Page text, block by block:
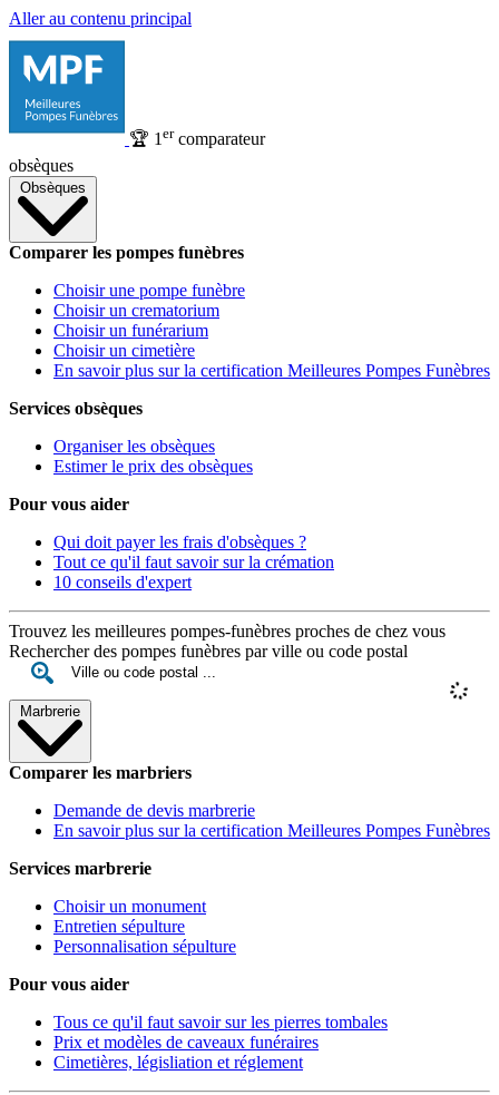
Aller au contenu principal
🏆 1 ercomparateur
obsèques
Obsèques
Comparer les pompes funèbres
Choisir une pompe funèbre
Choisir un crematorium
Choisir un funérarium
Choisir un cimetière
En savoir plus sur la certification Meilleures Pompes Funèbres
Services obsèques
Organiser les obsèques
Estimer le prix des obsèques
Pour vous aider
Qui doit payer les frais d'obsèques ?
Tout ce qu'il faut savoir sur la crémation
10 conseils d'expert
Trouvez les meilleures pompes-funèbres proches de chez vous
Rechercher des pompes funèbres par ville ou code postal
Marbrerie
Comparer les marbriers
Demande de devis marbrerie
En savoir plus sur la certification Meilleures Pompes Funèbres
Services marbrerie
Choisir un monument
Entretien sépulture
Personnalisation sépulture
Pour vous aider
Tous ce qu'il faut savoir sur les pierres tombales
Prix et modèles de caveaux funéraires
Cimetières, législiation et réglement